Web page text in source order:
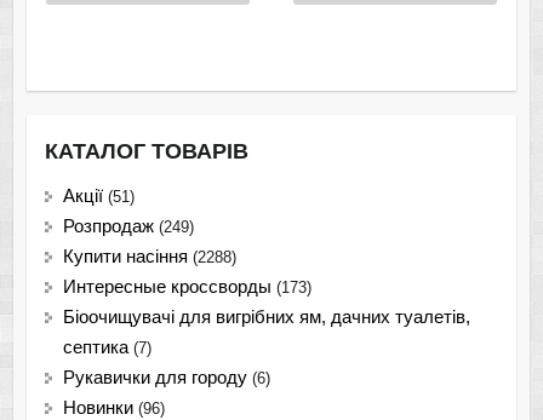
КАТАЛОГ ТОВАРІВ
Акції (51)
Розпродаж (249)
Купити насіння (2288)
Интересные кроссворды (173)
Біоочищувачі для вигрібних ям, дачних туалетів,
септика (7)
Рукавички для городу (6)
Новинки (96)